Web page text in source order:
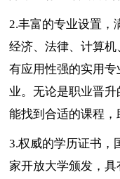
2.丰富的专业设置，
经济、法律、计算
有应用性强的实用
业。无论是职业晋
能找到合适的课程，
3.权威的学历证书，
家开放大学颁发，